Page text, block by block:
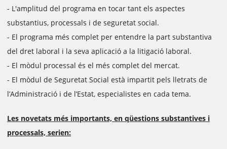
- L'amplitud del programa en tocar tant els aspectes
substantius, processals i de seguretat social.
- El programa més complet per entendre la part substantiva
del dret laboral i la seva aplicació a la litigació laboral.
- El mòdul processal és el més complet del mercat.
- El mòdul de Seguretat Social està impartit pels lletrats de
l’Administració i de l’Estat, especialistes en cada tema.
Les novetats més importants, en qüestions substantives i
processals, serien: